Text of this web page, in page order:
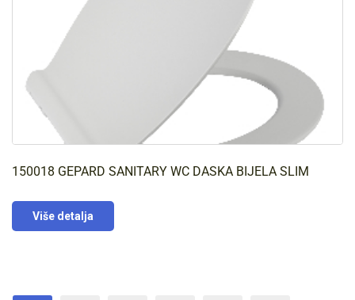
150018 GEPARD SANITARY WC DASKA BIJELA SLIM
Više detalja